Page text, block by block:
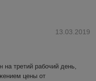
13.03.2019
третий рабочий день,
цены от